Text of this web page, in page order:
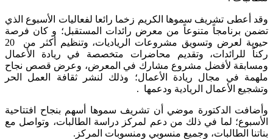
وقد أعطى تشريف سموها الكريم زخما رائعا لفعاليات الأسبوع الذي
تضمن برنامجاً متنوعاً من معرض رائدات المستقبل؛ و كان فرصة
حيوية لعرض وتسويق مشروعات الرياديات، وتنظيم أكثر من 20
ركناً للرائدات، وتقديم محاضرات متخصصة في ريادة الأعمال
ومسابقة لأفضل مشروع مشارك في المعرض، وعرض قصص نجاح
ملهمة في مجال ريادة الأعمال؛ وذلك لنشر ثقافة العمل الحر
وتشجيع الأعمال الريادية ودعمها .
وأضافت الدكتورة موضي أن تشريف سموها أسهم بنجاح افتتاحية
الأسبوع؛ لما في ذلك من دعم لمركز دراسة الطالبات، وتواصل مع
بناتنا الطالبات، وجميع منسوبي ومنسوبات المركز.